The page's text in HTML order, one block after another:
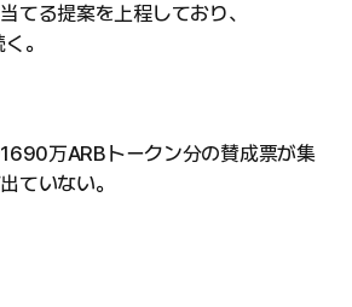
てる提案を上程しており、
。
万ARBトークン分の賛成票が集
ていない。